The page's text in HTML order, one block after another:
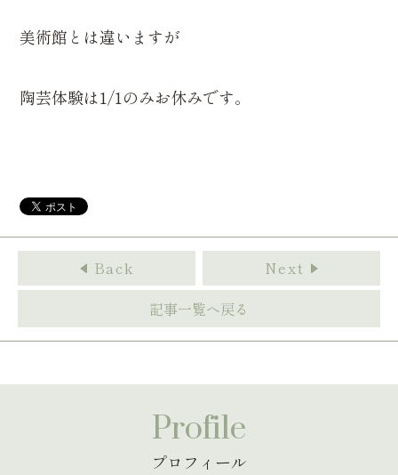
美術館とは違いますが
陶芸体験は1/1のみお休みです。
Back
Next
記事一覧へ戻る
Profile
プロフィール